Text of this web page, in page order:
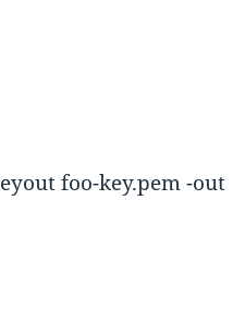
foo-key.pem -out